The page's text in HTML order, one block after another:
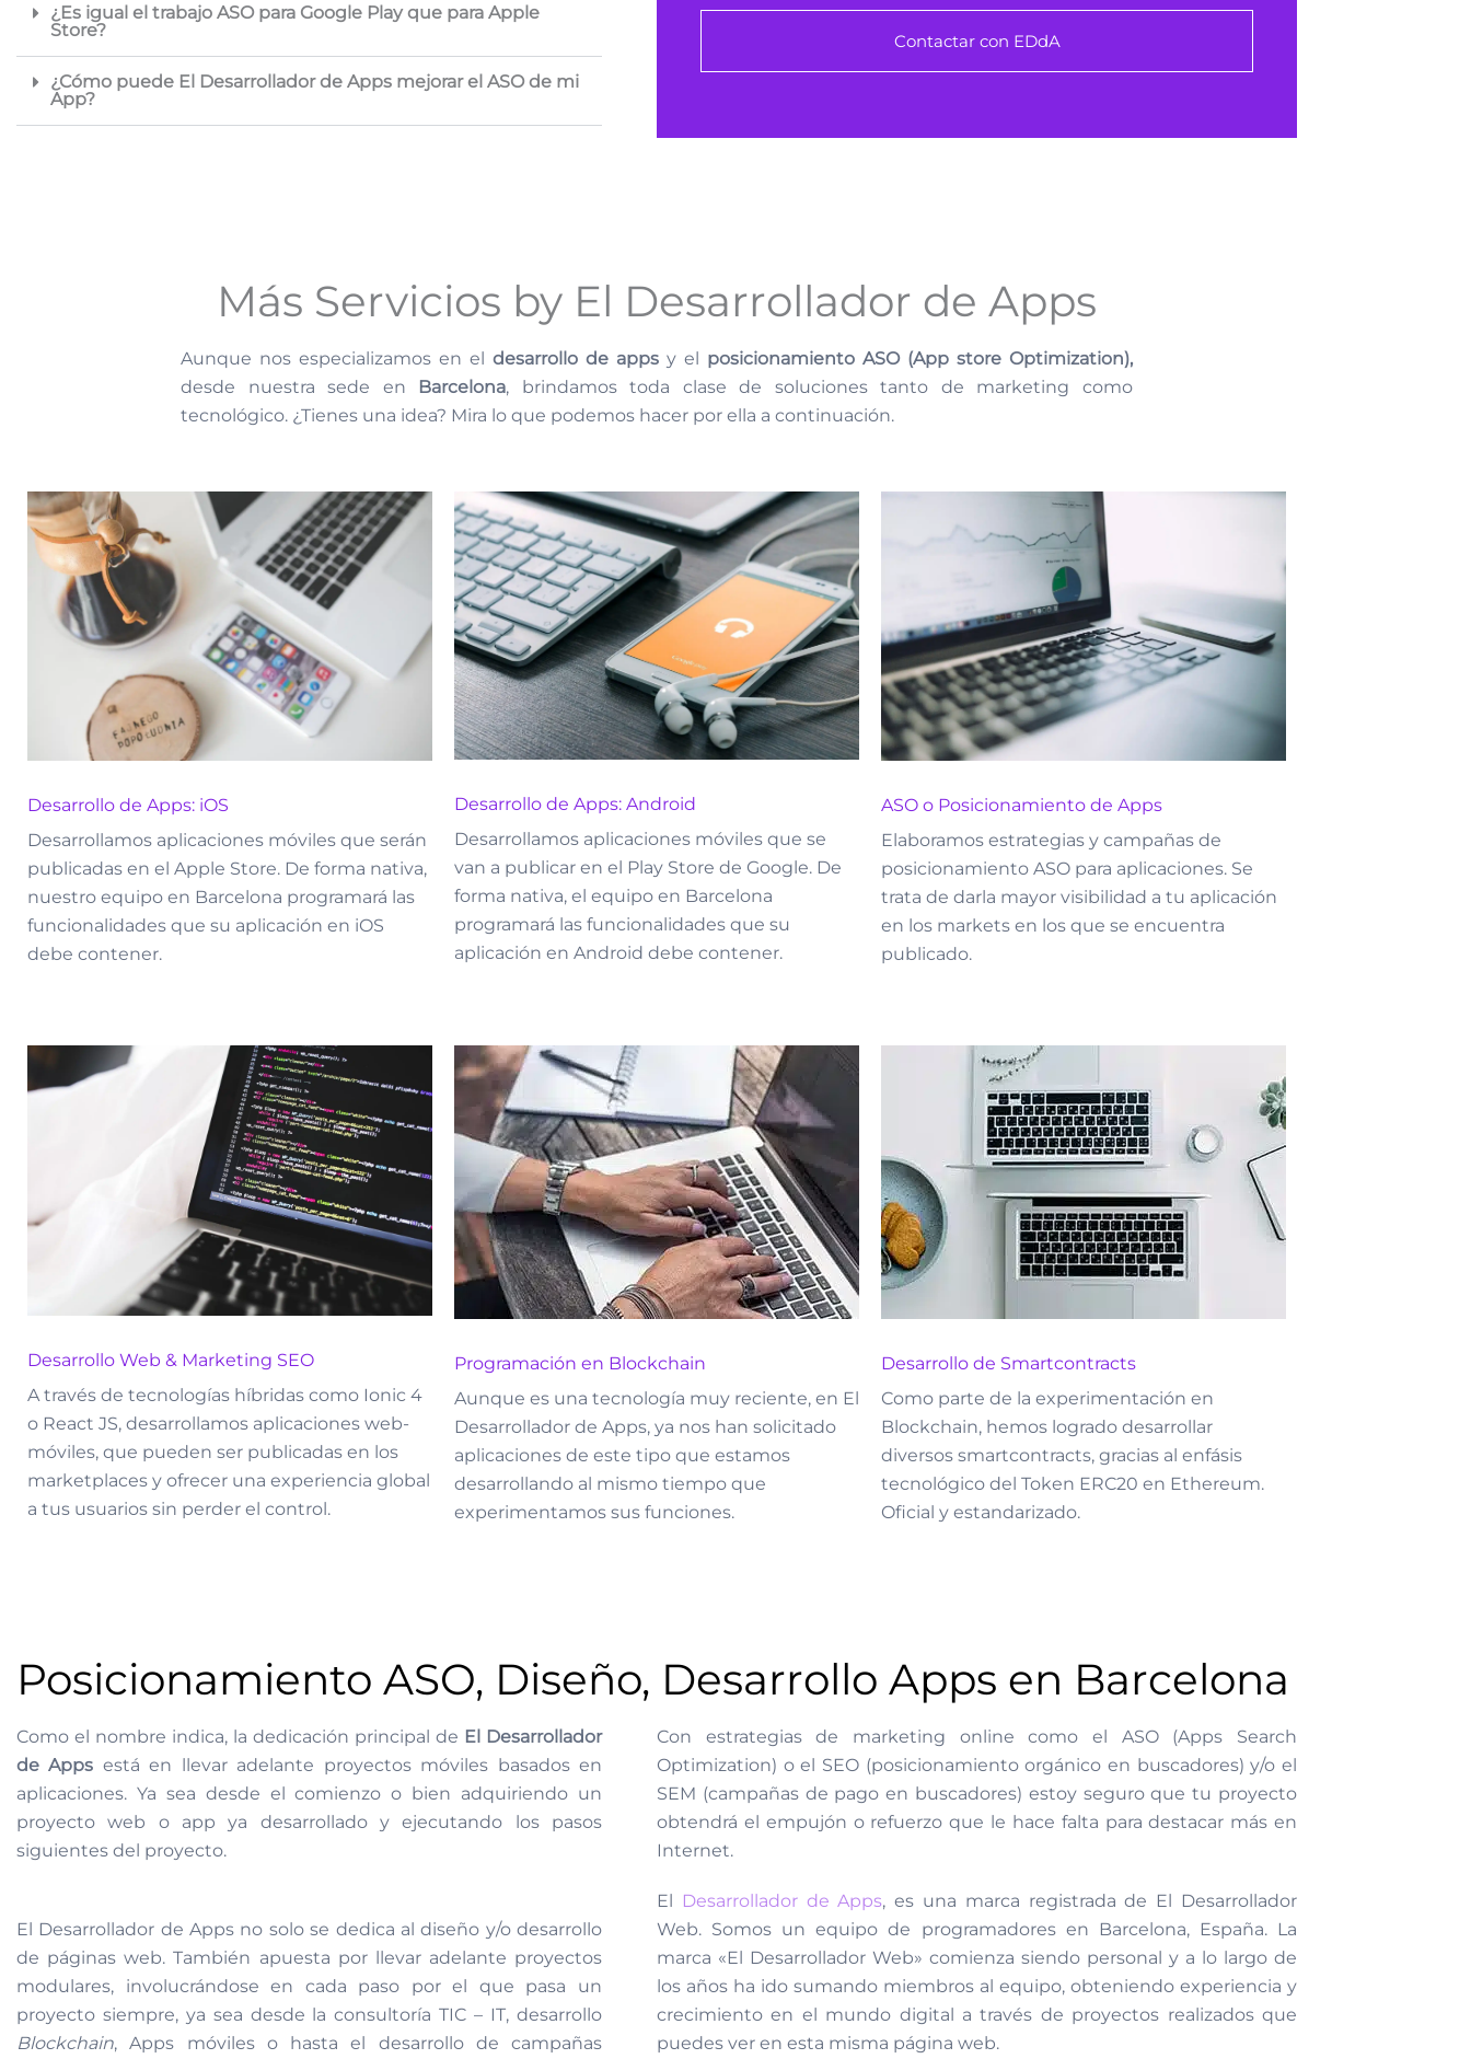
¿Es igual el trabajo ASO para Google Play que para Apple
Store?
¿Cómo puede El Desarrollador de Apps mejorar el ASO de mi
App?
Contactar con EDdA
Más Servicios by El Desarrollador de Apps
Aunque nos especializamos en el desarrollo de apps y el posicionamiento ASO (App store Optimization),
desde nuestra sede en Barcelona, brindamos toda clase de soluciones tanto de marketing como
tecnológico. ¿Tienes una idea? Mira lo que podemos hacer por ella a continuación.
Desarrollo de Apps: iOS
Desarrollamos aplicaciones móviles que serán
publicadas en el Apple Store. De forma nativa,
nuestro equipo en Barcelona programará las
funcionalidades que su aplicación en iOS
debe contener.
Desarrollo de Apps: Android
Desarrollamos aplicaciones móviles que se
van a publicar en el Play Store de Google. De
forma nativa, el equipo en Barcelona
programará las funcionalidades que su
aplicación en Android debe contener.
ASO o Posicionamiento de Apps
Elaboramos estrategias y campañas de
posicionamiento ASO para aplicaciones. Se
trata de darla mayor visibilidad a tu aplicación
en los markets en los que se encuentra
publicado.
Desarrollo Web & Marketing SEO
A través de tecnologías híbridas como Ionic 4
o React JS, desarrollamos aplicaciones web-
móviles, que pueden ser publicadas en los
marketplaces y ofrecer una experiencia global
a tus usuarios sin perder el control.
Programación en Blockchain
Aunque es una tecnología muy reciente, en El
Desarrollador de Apps, ya nos han solicitado
aplicaciones de este tipo que estamos
desarrollando al mismo tiempo que
experimentamos sus funciones.
Desarrollo de Smartcontracts
Como parte de la experimentación en
Blockchain, hemos logrado desarrollar
diversos smartcontracts, gracias al enfásis
tecnológico del Token ERC20 en Ethereum.
Oficial y estandarizado.
Posicionamiento ASO, Diseño, Desarrollo Apps en Barcelona
Como el nombre indica, la dedicación principal de El Desarrollador
de Apps está en llevar adelante proyectos móviles basados en
aplicaciones. Ya sea desde el comienzo o bien adquiriendo un
proyecto web o app ya desarrollado y ejecutando los pasos
siguientes del proyecto.
El Desarrollador de Apps no solo se dedica al diseño y/o desarrollo
de páginas web. También apuesta por llevar adelante proyectos
modulares, involucrándose en cada paso por el que pasa un
proyecto siempre, ya sea desde la consultoría TIC – IT, desarrollo
Blockchain, Apps móviles o hasta el desarrollo de campañas
Con estrategias de marketing online como el ASO (Apps Search
Optimization) o el SEO (posicionamiento orgánico en buscadores) y/o el
SEM (campañas de pago en buscadores) estoy seguro que tu proyecto
obtendrá el empujón o refuerzo que le hace falta para destacar más en
Internet.
El Desarrollador de Apps, es una marca registrada de El Desarrollador
Web. Somos un equipo de programadores en Barcelona, España. La
marca «El Desarrollador Web» comienza siendo personal y a lo largo de
los años ha ido sumando miembros al equipo, obteniendo experiencia y
crecimiento en el mundo digital a través de proyectos realizados que
puedes ver en esta misma página web.